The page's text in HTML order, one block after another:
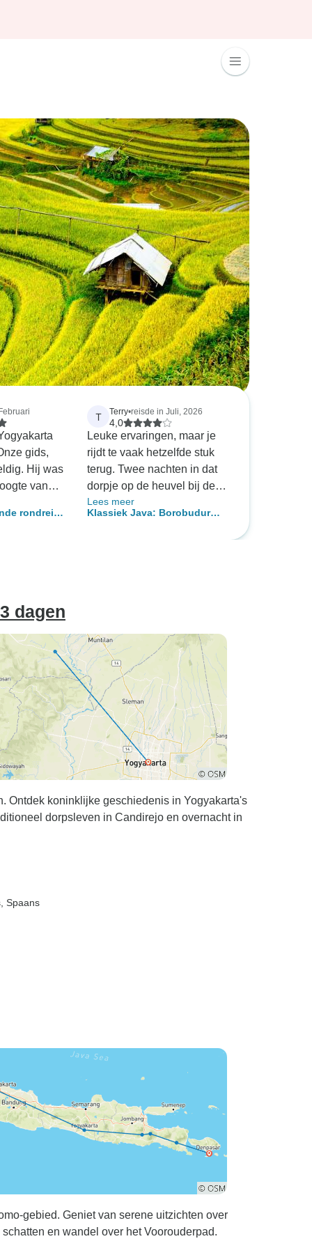
gids,
Hij was
van
en gaf
Hij
van
bezoeken.
de sites
dat we
hadden
waren
uitlegden.
was
een
het
zou het
60 meter
te
er ook op
en ze
maten.
met
groter,
Aan
was ik
inclusief
goed uur
is. Ik
veel geld.
deze tour
rondreis
T Terry•reisde in Juli, 2026
4,0
Leuke ervaringen, maar je
rijdt te vaak hetzelfde stuk
terug. Twee nachten in dat
dorpje op de heuvel bij de
Bromo is niet nodig;
misschien kun je in plaats
Lees meer
Klassiek Java: Borobudur
dagen
Ontdek koninklijke geschiedenis in Yogyakarta's
dorpsleven in Candirejo en overnacht in
Spaans
gebied. Geniet van serene uitzichten over
en wandel over het Voorouderpad.